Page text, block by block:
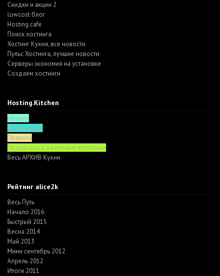
Скидки и акции 2
lowcost блог
Hosting.cafe
Поиск хостинга
Хостинг Кухня, все новости
Пульс Хостинга, лучшие новости
Серверы экономия на установке
Создаем хостинги
Hosting.Kitchen
Начало
Функционал
Правила
Подписаться на нужные компании
Весь АРХИВ Кухни
Рейтинг alice2k
Весь Путь
Начало 2016
Быстрый 2015
Весна 2014
Май 2013
Мини сентябрь 2012
Апрель 2012
Итоги 2011